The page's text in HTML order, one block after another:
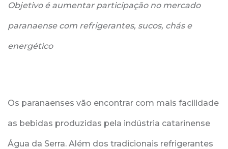
Objetivo é aumentar participação no mercado
paranaense com refrigerantes, sucos, chás e
energético
Os paranaenses vão encontrar com mais facilidade
as bebidas produzidas pela indústria catarinense
Água da Serra. Além dos tradicionais refrigerantes